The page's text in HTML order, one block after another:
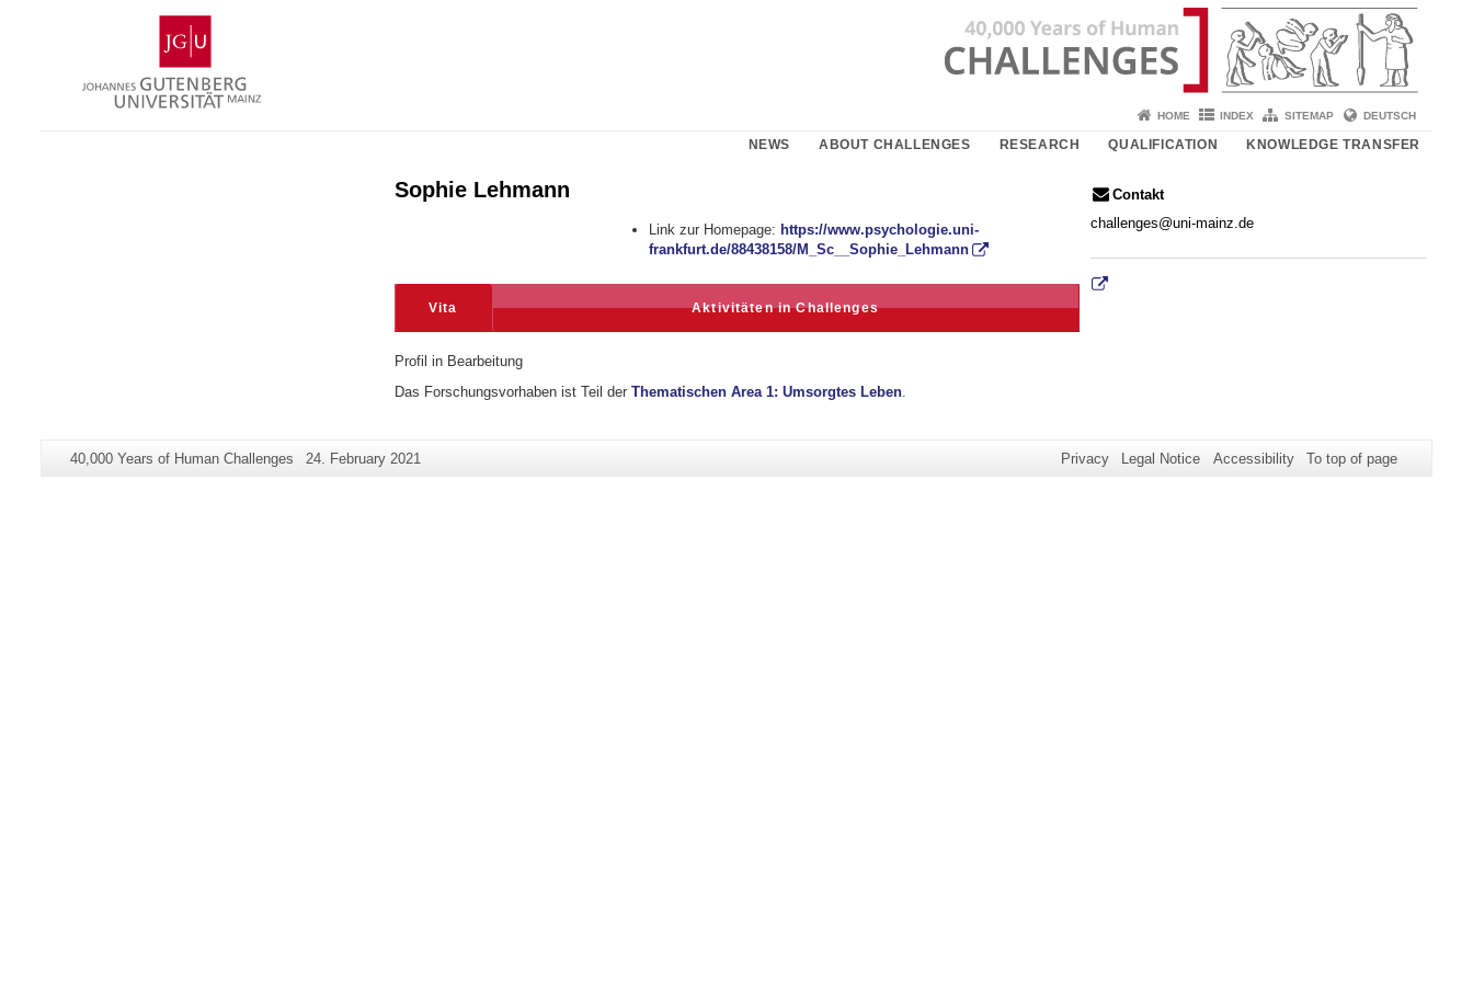
Gutenberg
University
Mainz
HOME INDEX SITEMAP DEUTSCH
NEWS ABOUT CHALLENGES RESEARCH QUALIFICATION KNOWLEDGE TRANSFER
Sophie Lehmann
Link zur Homepage: https://www.psychologie.uni-
frankfurt.de/88438158/M_Sc__Sophie_Lehmann
Vita Aktivitäten in Challenges
Profil in Bearbeitung
Das Forschungsvorhaben ist Teil der Thematischen Area 1: Umsorgtes Leben.
Contakt
challenges@uni-mainz.de
Additional
Page-
40,000 Years of Human Challenges
Last
24. February 2021 Privacy Legal Notice Accessibility To top of page